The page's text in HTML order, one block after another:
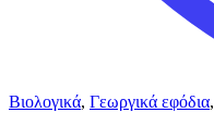
Βιολογικά, Γεωργικά εφόδια,